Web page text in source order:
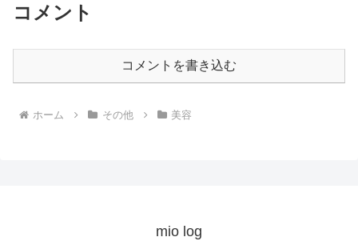
コメント
コメントを書き込む
ホーム その他 美容
mio log